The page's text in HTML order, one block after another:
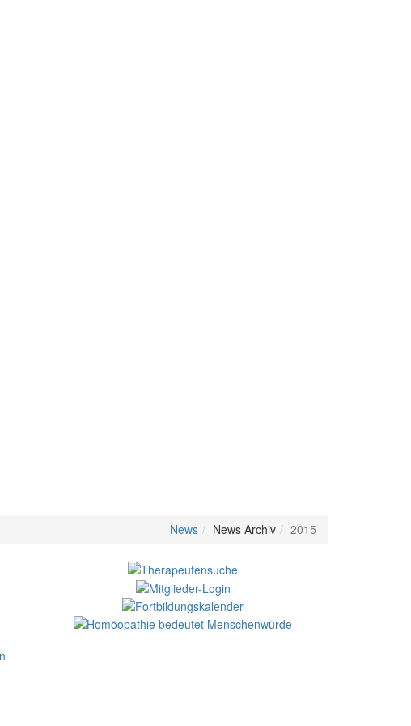
News News Archiv 2015